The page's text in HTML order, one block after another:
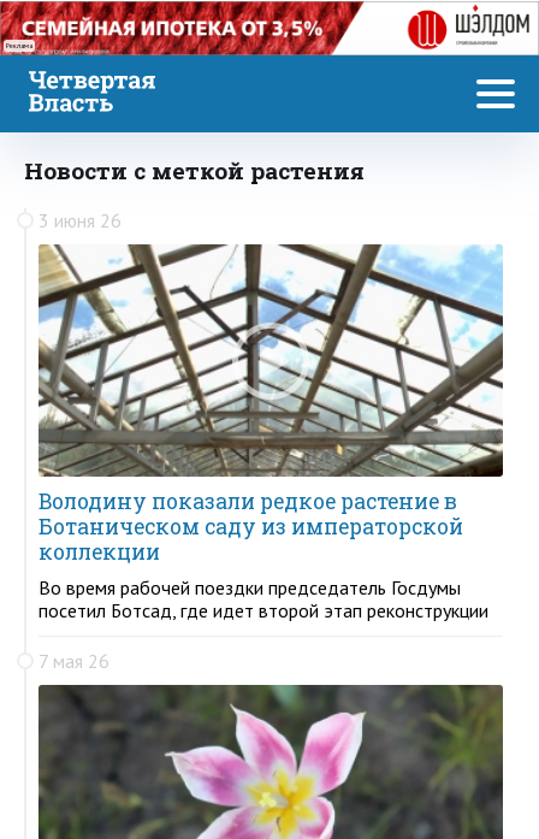
Реклама
Новости с меткой растения
3 июня 26
Володину показали редкое растение в
Ботаническом саду из императорской
коллекции
Во время рабочей поездки председатель Госдумы
посетил Ботсад, где идет второй этап реконструкции
7 мая 26